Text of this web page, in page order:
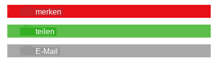
merken
teilen
E-Mail